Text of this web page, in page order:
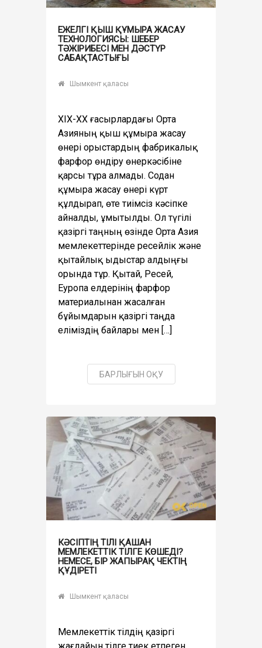
ЕЖЕЛГІ ҚЫШ ҚҰМЫРА ЖАСАУ
ТЕХНОЛОГИЯСЫ: ШЕБЕР
ТӘЖІРИБЕСІ МЕН ДӘСТҮР
САБАҚТАСТЫҒЫ
Шымкент қаласы
ХІХ-ХХ ғасырлардағы Орта
Азияның қыш құмыра жасау
өнері орыстардың фабрикалық
фарфор өндіру өнеркәсібіне
қарсы тұра алмады. Содан
құмыра жасау өнері күрт
құлдырап, өте тиімсіз кәсіпке
айналды, ұмытылды. Ол түгілі
қазіргі таңның өзінде Орта Азия
мемлекеттерінде ресейлік және
қытайлық ыдыстар алдыңғы
орында тұр. Қытай, Ресей,
Еуропа елдерінің фарфор
материалынан жасалған
бұйымдарын қазіргі таңда
еліміздің байлары мен […]
БАРЛЫҒЫН ОҚУ
КӘСІПТІҢ ТІЛІ ҚАШАН
МЕМЛЕКЕТТІК ТІЛГЕ КӨШЕДІ?
НЕМЕСЕ, БІР ЖАПЫРАҚ ЧЕКТІҢ
ҚҰДІРЕТІ
Шымкент қаласы
Мемлекеттік тілдің қазіргі